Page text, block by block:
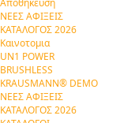
Αποθήκευση
ΝΕΕΣ ΑΦΙΞΕΙΣ
ΚΑΤΑΛΟΓΟΣ 2026
Καινοτομια
UN1 POWER
BRUSHLESS
KRAUSMANN® DEMO
ΝΕΕΣ ΑΦΙΞΕΙΣ
ΚΑΤΑΛΟΓΟΣ 2026